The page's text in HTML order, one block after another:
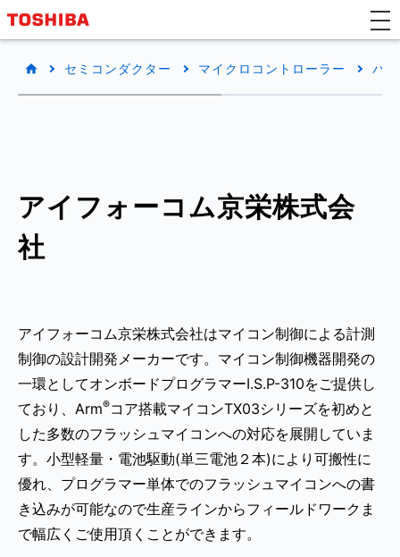
セミコンダクター マイクロコントローラー パ
アイフォーコム京栄株式会
社
アイフォーコム京栄株式会社はマイコン制御による計測
制御の設計開発メーカーです。マイコン制御機器開発の
一環としてオンボードプログラマーI.S.P-310をご提供し
ており、Arm®コア搭載マイコンTX03シリーズを初めと
した多数のフラッシュマイコンへの対応を展開していま
す。小型軽量・電池駆動(単三電池２本)により可搬性に
優れ、プログラマー単体でのフラッシュマイコンへの書
き込みが可能なので生産ラインからフィールドワークま
で幅広くご使用頂くことができます。